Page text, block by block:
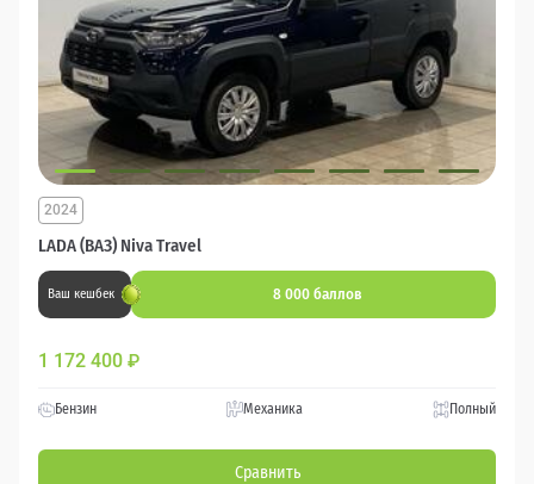
LADA (ВАЗ) Niva Travel
2024
Ваш кешбек 8 000 баллов
1 172 400 ₽
Бензин Механика Полный
Сравнить